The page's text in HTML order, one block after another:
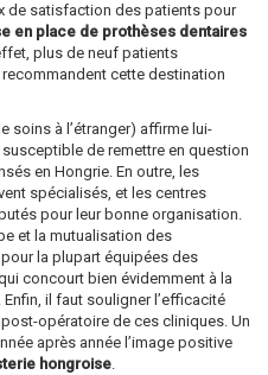
de satisfaction des patients pour
en place de prothèses dentaires
plus de neuf patients
cette destination
soins à l’étranger) affirme lui-
de remettre en question
en Hongrie. En outre, les
spécialisés, et les centres
pour leur bonne organisation.
et la mutualisation des
la plupart équipées des
concourt bien évidemment à la
il faut souligner l’efficacité
opératoire de ces cliniques. Un
après année l’image positive
hongroise.